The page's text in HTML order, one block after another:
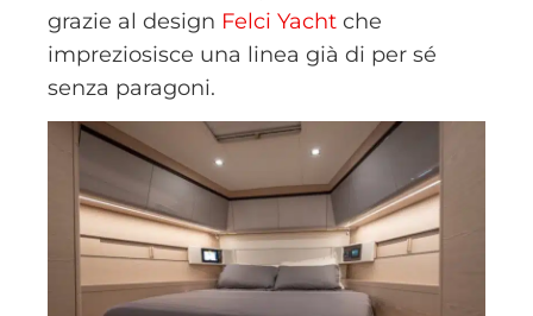
grazie al design Felci Yacht che
impreziosisce una linea già di per sé
senza paragoni.